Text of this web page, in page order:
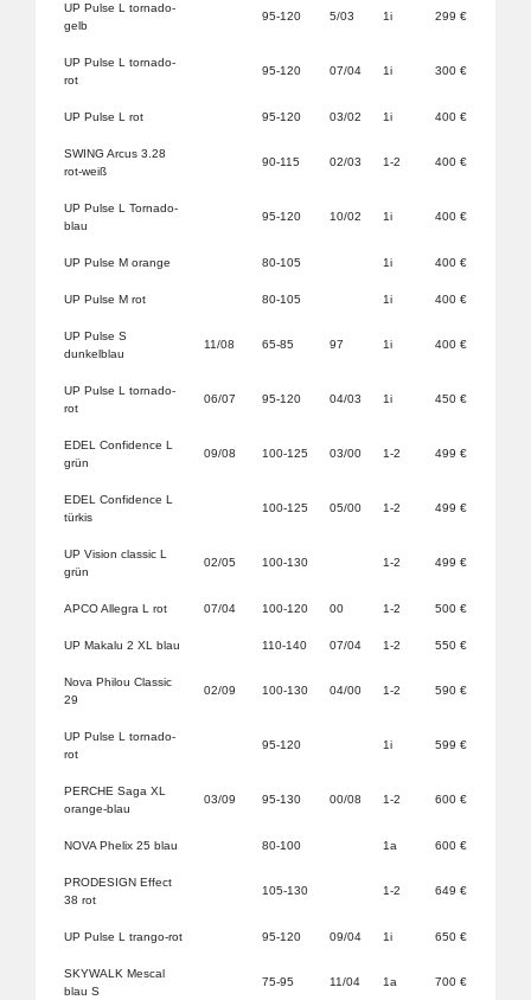
UP Pulse L tornado-
gelb
95-120 5/03 1i 299 €
UP Pulse L tornado-
rot
95-120 07/04 1i 300 €
UP Pulse L rot 95-120 03/02 1i 400 €
SWING Arcus 3.28
rot-weiß
90-115 02/03 1-2 400 €
UP Pulse L Tornado-
blau
95-120 10/02 1i 400 €
UP Pulse M orange 80-105 1i 400 €
UP Pulse M rot 80-105 1i 400 €
UP Pulse S
dunkelblau
11/08 65-85 97 1i 400 €
UP Pulse L tornado-
rot
06/07 95-120 04/03 1i 450 €
EDEL Confidence L
grün
09/08 100-125 03/00 1-2 499 €
EDEL Confidence L
türkis
100-125 05/00 1-2 499 €
UP Vision classic L
grün
02/05 100-130 1-2 499 €
APCO Allegra L rot 07/04 100-120 00 1-2 500 €
UP Makalu 2 XL blau 110-140 07/04 1-2 550 €
Nova Philou Classic
29
02/09 100-130 04/00 1-2 590 €
UP Pulse L tornado-
rot
95-120 1i 599 €
PERCHE Saga XL
orange-blau
03/09 95-130 00/08 1-2 600 €
NOVA Phelix 25 blau 80-100 1a 600 €
PRODESIGN Effect
38 rot
105-130 1-2 649 €
UP Pulse L trango-rot 95-120 09/04 1i 650 €
SKYWALK Mescal
blau S
75-95 11/04 1a 700 €